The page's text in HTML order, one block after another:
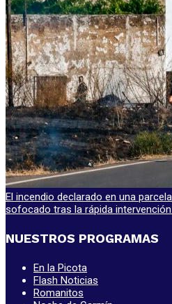
El incendio declarado en una
sofocado tras la rápida intervención
NUESTROS PROGRAMAS
En la Picota
Flash Noticias
Romanitos